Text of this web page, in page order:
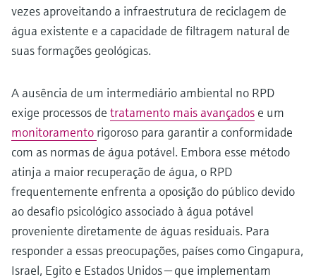
vezes aproveitando a infraestrutura de reciclagem de
água existente e a capacidade de filtragem natural de
suas formações geológicas.
A ausência de um intermediário ambiental no RPD
exige processos de tratamento mais avançados e um
monitoramento rigoroso para garantir a conformidade
com as normas de água potável. Embora esse método
atinja a maior recuperação de água, o RPD
frequentemente enfrenta a oposição do público devido
ao desafio psicológico associado à água potável
proveniente diretamente de águas residuais. Para
responder a essas preocupações, países como Cingapura,
Israel, Egito e Estados Unidos — que implementam